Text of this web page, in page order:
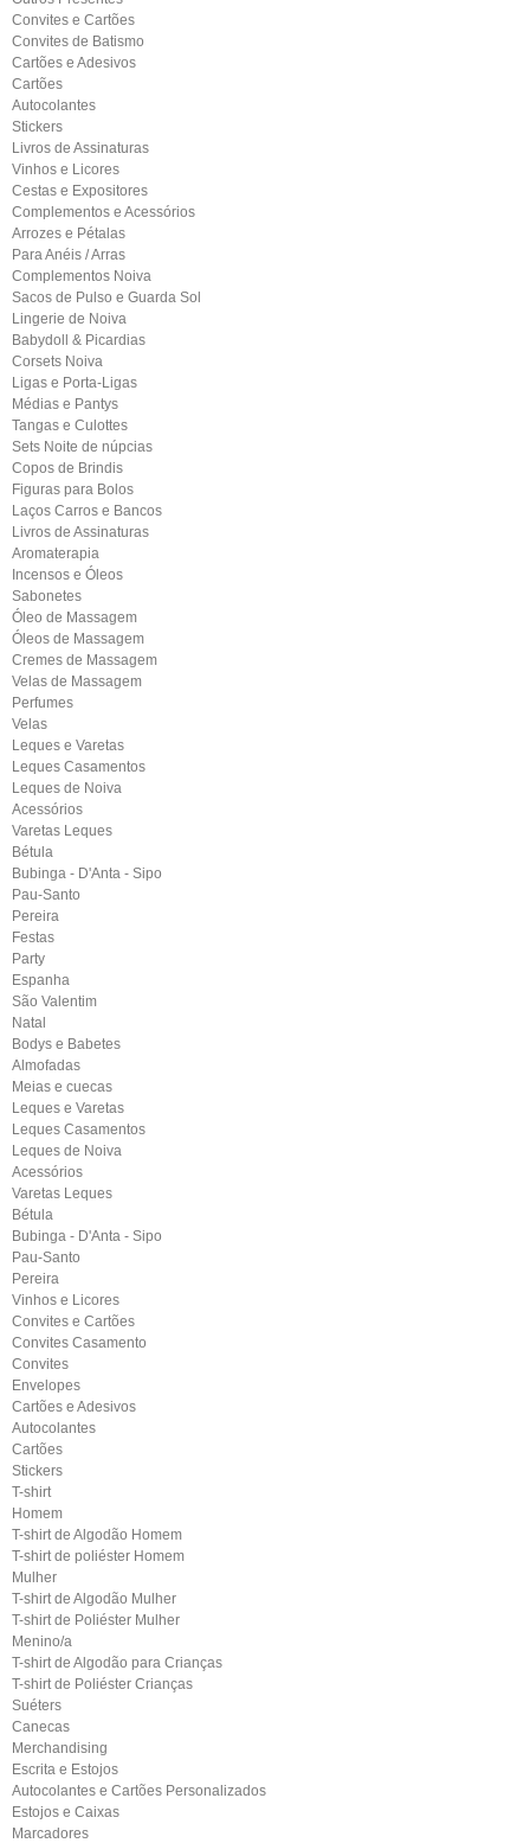
Convites e Cartões
Convites de Batismo
Cartões e Adesivos
Cartões
Autocolantes
Stickers
Livros de Assinaturas
Vinhos e Licores
Cestas e Expositores
Complementos e Acessórios
Arrozes e Pétalas
Para Anéis / Arras
Complementos Noiva
Sacos de Pulso e Guarda Sol
Lingerie de Noiva
Babydoll & Picardias
Corsets Noiva
Ligas e Porta-Ligas
Médias e Pantys
Tangas e Culottes
Sets Noite de núpcias
Copos de Brindis
Figuras para Bolos
Laços Carros e Bancos
Livros de Assinaturas
Aromaterapia
Incensos e Óleos
Sabonetes
Óleo de Massagem
Óleos de Massagem
Cremes de Massagem
Velas de Massagem
Perfumes
Velas
Leques e Varetas
Leques Casamentos
Leques de Noiva
Acessórios
Varetas Leques
Bétula
Bubinga - D'Anta - Sipo
Pau-Santo
Pereira
Festas
Party
Espanha
São Valentim
Natal
Bodys e Babetes
Almofadas
Meias e cuecas
Leques e Varetas
Leques Casamentos
Leques de Noiva
Acessórios
Varetas Leques
Bétula
Bubinga - D'Anta - Sipo
Pau-Santo
Pereira
Vinhos e Licores
Convites e Cartões
Convites Casamento
Convites
Envelopes
Cartões e Adesivos
Autocolantes
Cartões
Stickers
T-shirt
Homem
T-shirt de Algodão Homem
T-shirt de poliéster Homem
Mulher
T-shirt de Algodão Mulher
T-shirt de Poliéster Mulher
Menino/a
T-shirt de Algodão para Crianças
T-shirt de Poliéster Crianças
Suéters
Canecas
Merchandising
Escrita e Estojos
Autocolantes e Cartões Personalizados
Estojos e Caixas
Marcadores